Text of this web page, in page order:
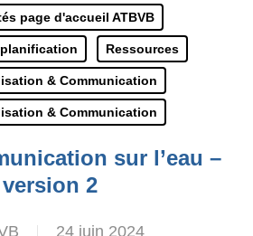
page d'accueil ATBVB
Ressources
& Communication
& Communication
sur l’eau –
version 2
24 juin 2024